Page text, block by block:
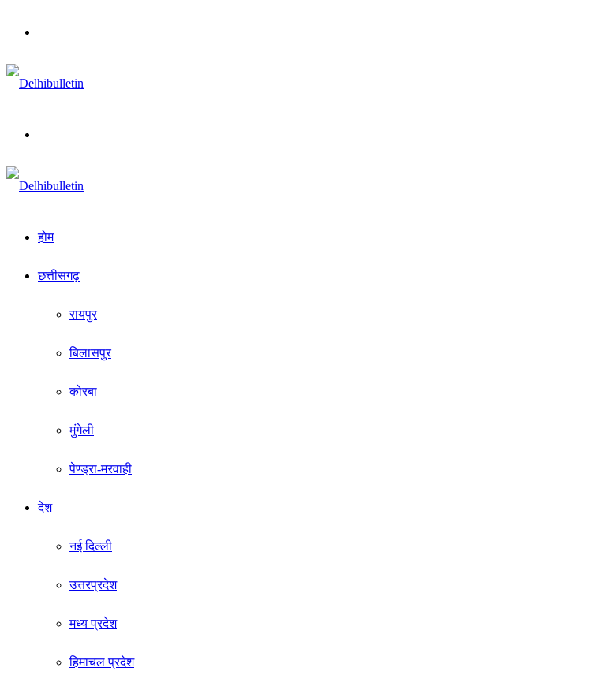
होम
छत्तीसगढ़
रायपुर
बिलासपुर
कोरबा
मुंगेली
पेण्ड्रा-मरवाही
देश
नई दिल्ली
उत्तरप्रदेश
मध्य प्रदेश
हिमाचल प्रदेश